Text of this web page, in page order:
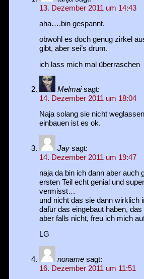
13. Dezember 2011 um 14:43
aha….bin gespannt.
obwohl es doch genug zirkel
gibt, aber sei’s drum.
ich lass mich mal überraschen
Melmai sagt:
14. Dezember 2011 um 18:04
Naja solang sie nicht
einbauen ist es ok.
Jay sagt:
14. Dezember 2011 um 19:47
naja da bin ich dann aber auch
ersten Teil echt genial und
vermisst…
und nicht das sie dann wirklich
dafür das eingebaut haben,
aber falls nicht, freu ich mich
LG
noname sagt:
16. Dezember 2011 um 11:51